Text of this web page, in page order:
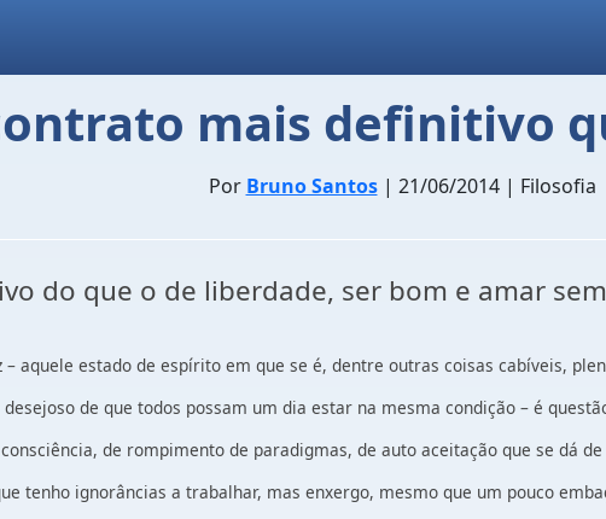
mais definitivo
Por Bruno Santos| 21/06/2014 | Filosofia
do que o de liberdade, ser bom e amar
aquele estado de espírito em que se é, dentre outras coisas cabíveis,
de que todos possam um dia estar na mesma condição – é
de rompimento de paradigmas, de auto aceitação que se dá
tenho ignorâncias a trabalhar, mas enxergo, mesmo que um pouco